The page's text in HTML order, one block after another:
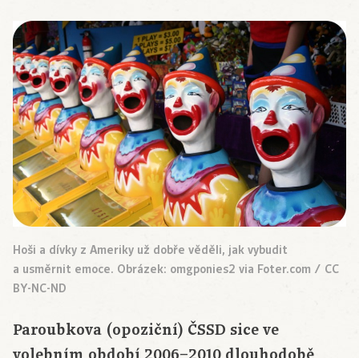
Hoši a dívky z Ameriky už dobře věděli, jak vybudit
a usměrnit emoce. Obrázek: omgponies2 via Foter.com / CC
BY-NC-ND
Paroubkova (opoziční) ČSSD sice ve